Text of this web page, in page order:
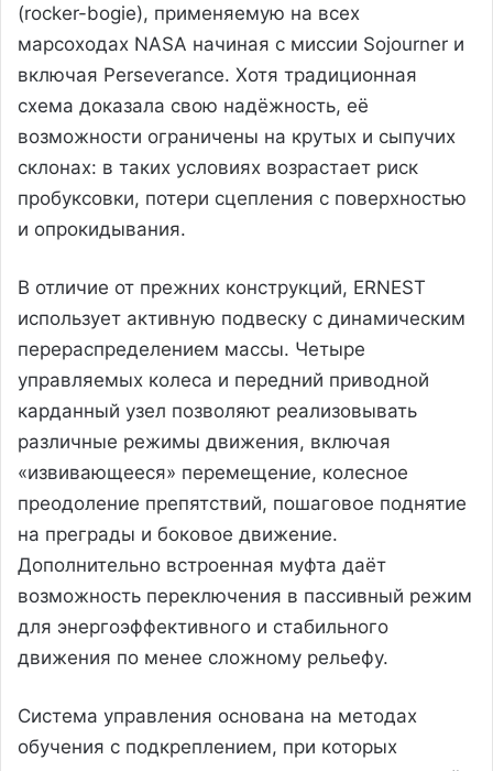
(rocker-bogie), применяемую на всех
марсоходах NASA начиная с миссии Sojourner и
включая Perseverance. Хотя традиционная
схема доказала свою надёжность, её
возможности ограничены на крутых и сыпучих
склонах: в таких условиях возрастает риск
пробуксовки, потери сцепления с поверхностью
и опрокидывания.
В отличие от прежних конструкций, ERNEST
использует активную подвеску с динамическим
перераспределением массы. Четыре
управляемых колеса и передний приводной
карданный узел позволяют реализовывать
различные режимы движения, включая
«извивающееся» перемещение, колесное
преодоление препятствий, пошаговое поднятие
на преграды и боковое движение.
Дополнительно встроенная муфта даёт
возможность переключения в пассивный режим
для энергоэффективного и стабильного
движения по менее сложному рельефу.
Система управления основана на методах
обучения с подкреплением, при которых